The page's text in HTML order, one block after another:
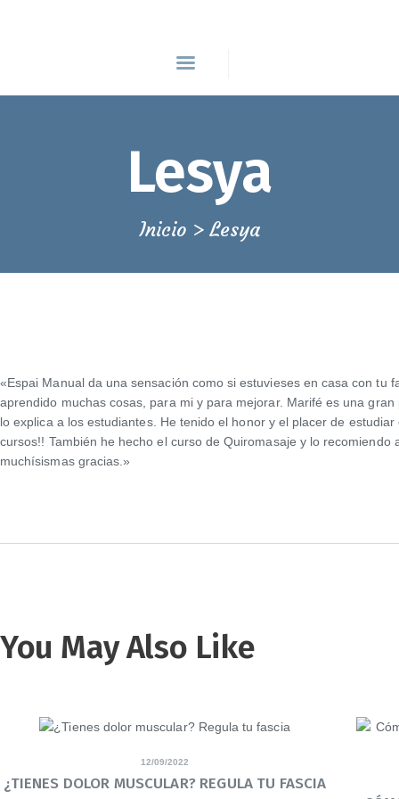
Lesya
Inicio Lesya
Espai Manual, formación y
bienestar
QUIÉNES SOMOS
ÁREA FORMACIÓN
«Espai Manual da una sensación como si estuvieses en casa con tu
aprendido muchas cosas, para mi y para mejorar. Marifé es una
lo explica a los estudiantes. He tenido el honor y el placer de
cursos!! También he hecho el curso de Quiromasaje y lo
muchísismas gracias.»
You May Also Like
12/09/2022
¿TIENES DOLOR MUSCULAR? REGULA TU FASCIA